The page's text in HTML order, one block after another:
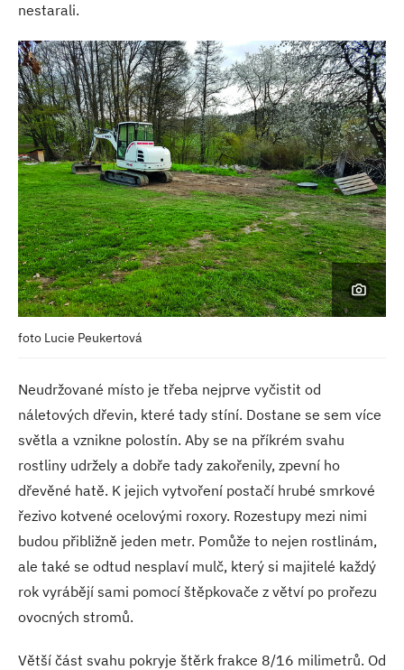
nestarali.
foto Lucie Peukertová
Neudržované místo je třeba nejprve vyčistit od
náletových dřevin, které tady stíní. Dostane se sem více
světla a vznikne polostín. Aby se na příkrém svahu
rostliny udržely a dobře tady zakořenily, zpevní ho
dřevěné hatě. K jejich vytvoření postačí hrubé smrkové
řezivo kotvené ocelovými roxory. Rozestupy mezi nimi
budou přibližně jeden metr. Pomůže to nejen rostlinám,
ale také se odtud nesplaví mulč, který si majitelé každý
rok vyrábějí sami pomocí štěpkovače z větví po prořezu
ovocných stromů.
Větší část svahu pokryje štěrk frakce 8/16 milimetrů. Od